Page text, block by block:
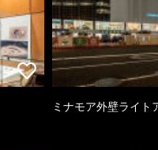
ミナモア外壁ライト